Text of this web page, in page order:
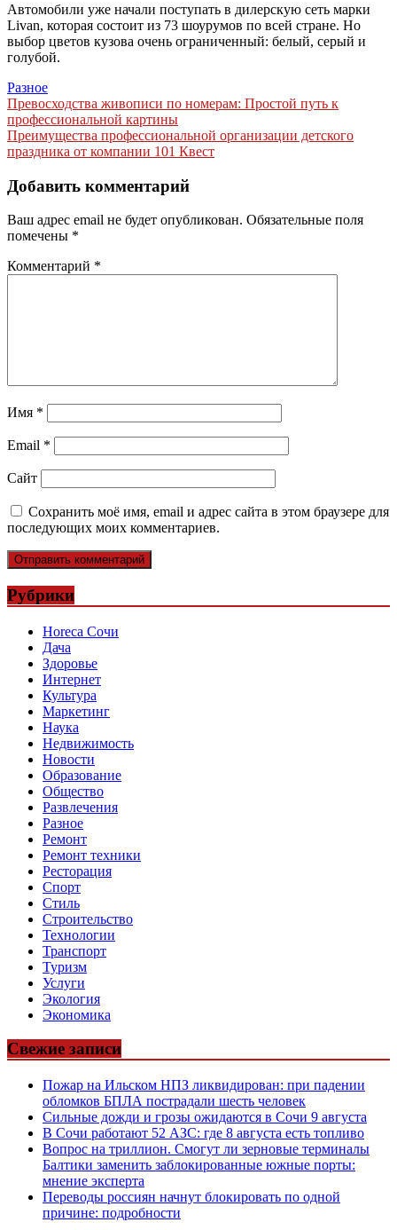
Автомобили уже начали поступать в дилерскую сеть марки
Livan, которая состоит из 73 шоурумов по всей стране. Но
выбор цветов кузова очень ограниченный: белый, серый и
голубой.
Разное
Навигация
по
записям
Превосходства живописи по номерам: Простой путь к
профессиональной картины
Преимущества профессиональной организации детского
праздника от компании 101 Квест
Добавить комментарий
Ваш адрес email не будет опубликован. Обязательные поля
помечены *
Комментарий *
Имя *
Email *
Сайт
Сохранить моё имя, email и адрес сайта в этом браузере для
последующих моих комментариев.
Рубрики
Horeca Сочи
Дача
Здоровье
Интернет
Культура
Маркетинг
Наука
Недвижимость
Новости
Образование
Общество
Развлечения
Разное
Ремонт
Ремонт техники
Ресторация
Спорт
Стиль
Строительство
Технологии
Транспорт
Туризм
Услуги
Экология
Экономика
Свежие записи
Пожар на Ильском НПЗ ликвидирован: при падении
обломков БПЛА пострадали шесть человек
Сильные дожди и грозы ожидаются в Сочи 9 августа
В Сочи работают 52 АЗС: где 8 августа есть топливо
Вопрос на триллион. Смогут ли зерновые терминалы
Балтики заменить заблокированные южные порты:
мнение эксперта
Переводы россиян начнут блокировать по одной
причине: подробности